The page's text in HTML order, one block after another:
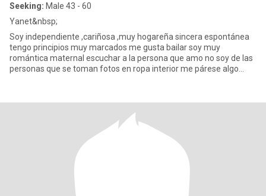
Seeking: Male 43 - 60
Yanet&nbsp;
Soy independiente ,cariñosa ,muy hogareña sincera espontánea
tengo principios muy marcados me gusta bailar soy muy
romántica maternal escuchar a la persona que amo no soy de las
personas que se toman fotos en ropa interior me párese algo